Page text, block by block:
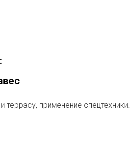
применение спецтехники.